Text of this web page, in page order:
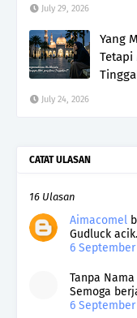
July 29, 2026
Yang
Tetapi
July 24, 2026
CATAT ULASAN
16 Ulasan
Aimacomel
Gudluck
6 September
Tanpa
Semoga
6 September